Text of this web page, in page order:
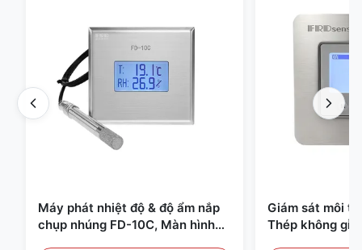
Máy phát nhiệt độ & độ ẩm nắp
chụp nhúng FD-10C, Màn hình
Giám sát môi
Thép không gỉ